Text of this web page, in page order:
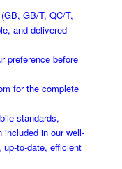
GB/T, QC/T,
and delivered
preference before
for the complete
standards,
included in our well-
up-to-date, efficient